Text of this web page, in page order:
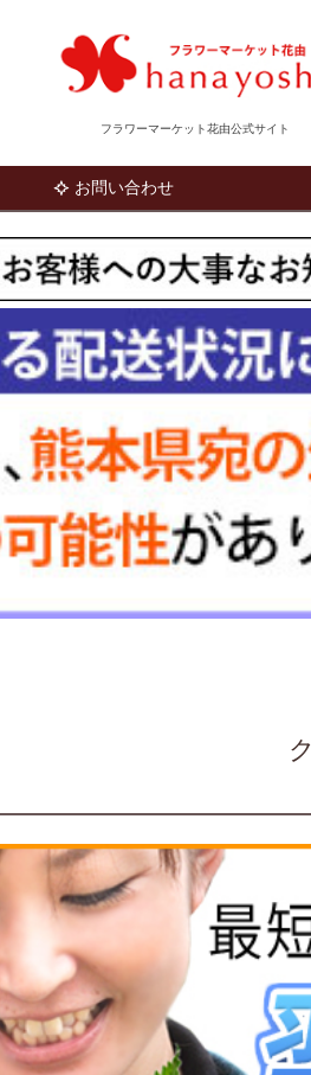
フラワーマーケット花由公式サイト
お問い合わせ